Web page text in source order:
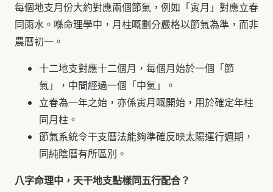
每個地支月份大約對應兩個節氣，例如「寅月」對應立春
同雨水。喺命理學中，月柱嘅劃分嚴格以節氣為準，而非
農曆初一。
十二地支對應十二個月，每個月始於一個「節
氣」，中間經過一個「中氣」。
立春為一年之始，亦係寅月嘅開始，用於確定年柱
同月柱。
節氣系統令干支曆法能夠準確反映太陽運行週期，
同純陰曆有所區別。
八字命理中，天干地支點樣同五行配合？